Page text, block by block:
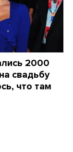
2000
свадьбу
что там